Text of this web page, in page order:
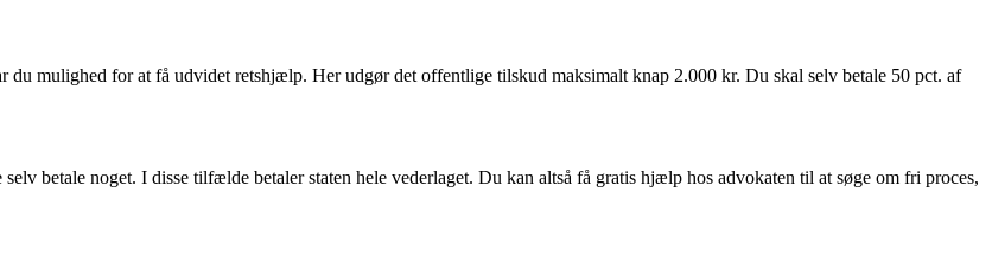
mulighed for at få udvidet retshjælp. Her udgør det offentlige tilskud maksimalt knap 2.000 kr. Du skal selv betale 50 pct. af
betale noget. I disse tilfælde betaler staten hele vederlaget. Du kan altså få gratis hjælp hos advokaten til at søge om fri proces,